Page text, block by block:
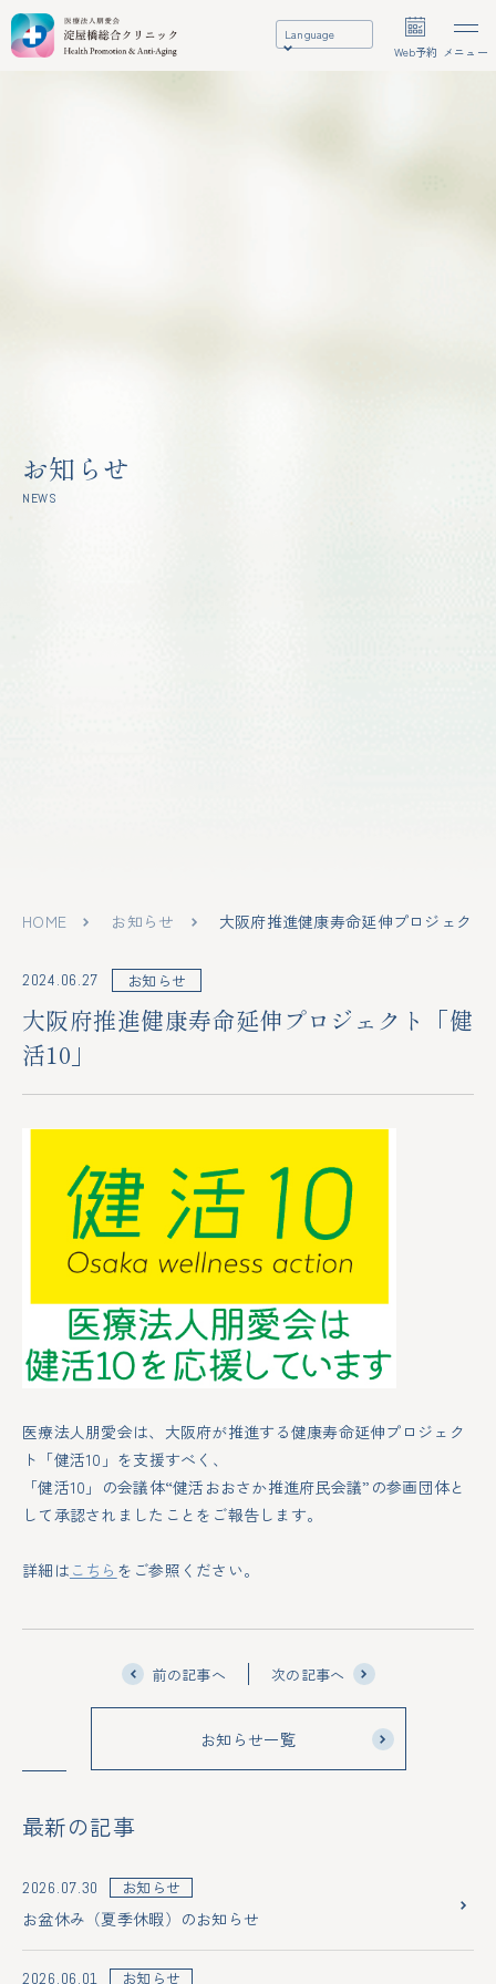
Language
Web予約 メニュー
お知らせ
NEWS
HOME お知らせ 大阪府推進健康寿命延伸プロジェクト
2024.06.27 お知らせ
大阪府推進健康寿命延伸プロジェクト「健
活10」
医療法人朋愛会は、大阪府が推進する健康寿命延伸プロジェク
ト「健活10」を支援すべく、
「健活10」の会議体“健活おおさか推進府民会議”の参画団体と
して承認されましたことをご報告します。
詳細は こちら をご参照ください。
前の記事へ 次の記事へ
お知らせ一覧
最新の記事
2026.07.30 お知らせ
お盆休み（夏季休暇）のお知らせ
2026.06.01 お知らせ